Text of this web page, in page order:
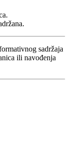
sadržaja
ili navođenja